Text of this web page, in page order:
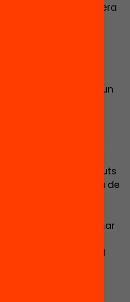
però que també genera
que mai
i promoure
que tenim per
solucions només d’un
ja no dic d’una
tipus
d’anar cap a
intersectorials. Una
Bofill, que és una
un dels seus atributs
pionera i innovar, ha de
altres entitats
aliances i sumar
diferents que es
d’un propòsit. I
en 10 anys?
10 anys com un